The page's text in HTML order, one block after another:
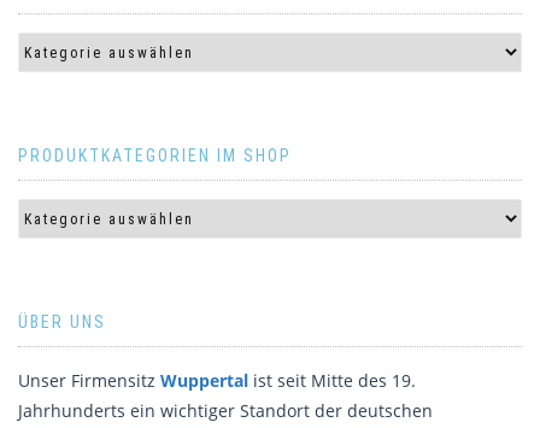
PRODUKTKATEGORIEN IM SHOP
ÜBER UNS
Unser Firmensitz Wuppertal ist seit Mitte des 19.
Jahrhunderts ein wichtiger Standort der deutschen